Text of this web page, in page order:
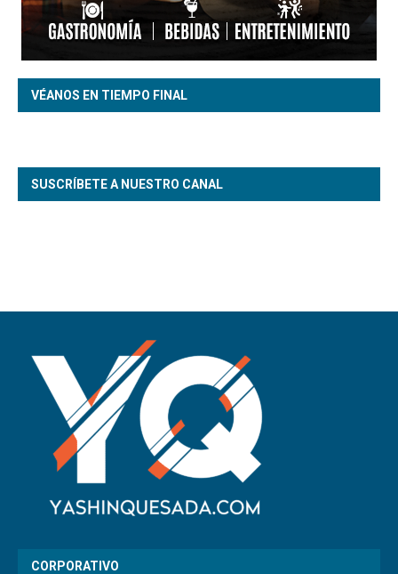
VÉANOS EN TIEMPO FINAL
SUSCRÍBETE A NUESTRO CANAL
CORPORATIVO